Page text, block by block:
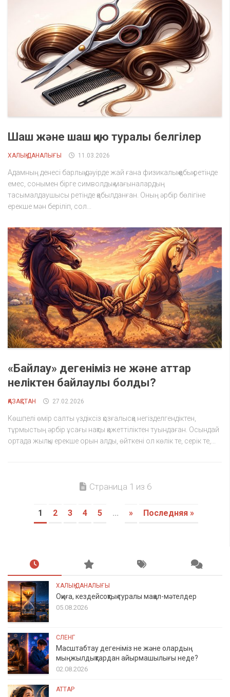
Шаш және шаш қию туралы белгілер
ХАЛЫҚ ДАНАЛЫҒЫ 11.03.2026
Адамның денесі барлық дәуірде жай ғана физикалық қабық ретінде
емес, сонымен бірге символдық мағыналардың
тасымалдаушысы ретінде қабылданған. Оның әрбір бөлігіне
ерекше мән беріліп, сол...
«Байлау» дегеніміз не және аттар
неліктен байлаулы болды?
ҚАЗАҚСТАН 27.02.2026
Көшпелі өмір салты үздіксіз қозғалысқа негізделгендіктен,
тұрмыстың әрбір ұсағы нақты қажеттіліктен туындаған. Осындай
ортада жылқы ерекше орын алды, өйткені ол көлік те, серік те,...
Страница 1 из 6
1 2 3 4 5 ... » Последняя »
ХАЛЫҚ ДАНАЛЫҒЫ
Оқиға, кездейсоқтық туралы мақал-мәтелдер
05.08.2026
СЛЕНГ
Масштабтау дегеніміз не және олардың
мыңжылдықтардан айырмашылығы неде?
02.08.2026
АТТАР